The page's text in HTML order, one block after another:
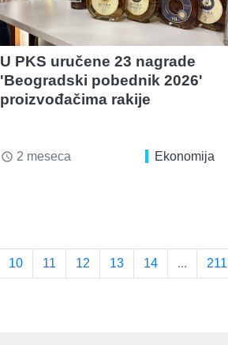
U PKS uručene 23 nagrade
'Beogradski pobednik 2026'
proizvođačima rakije
access_time 2 meseca Ekonomija
10 11 12 13 14 ... 211